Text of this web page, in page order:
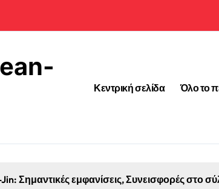
Κεντρική σελίδα Όλο το
Σημαντικές εμφανίσεις, Συνεισφορές στο